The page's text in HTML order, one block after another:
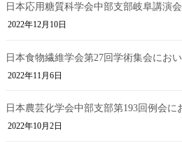
日本応用糖質科学会中部支部岐阜講演
2022年12月10日
日本食物繊維学会第27回学術集会にお
2022年11月6日
日本農芸化学会中部支部第193回例会に
2022年10月2日